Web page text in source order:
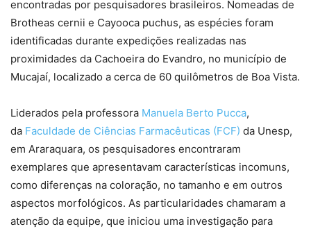
encontradas por pesquisadores brasileiros. Nomeadas de
Brotheas cernii e Cayooca puchus, as espécies foram
identificadas durante expedições realizadas nas
proximidades da Cachoeira do Evandro, no município de
Mucajaí, localizado a cerca de 60 quilômetros de Boa Vista.
Liderados pela professora Manuela Berto Pucca,
da Faculdade de Ciências Farmacêuticas (FCF) da Unesp,
em Araraquara, os pesquisadores encontraram
exemplares que apresentavam características incomuns,
como diferenças na coloração, no tamanho e em outros
aspectos morfológicos. As particularidades chamaram a
atenção da equipe, que iniciou uma investigação para